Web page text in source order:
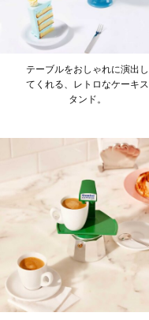
テーブルをおしゃれに演出し
てくれる、レトロなケーキス
タンド。